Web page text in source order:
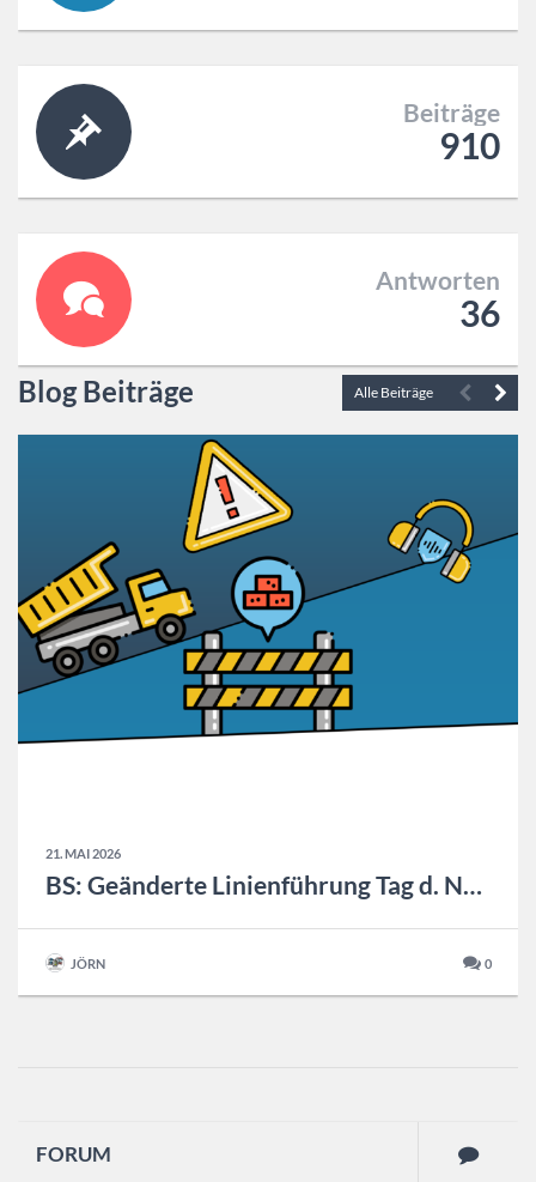
Beiträge
910
Antworten
36
Blog Beiträge Alle Beiträge
21. MAI 2026
BS: Geänderte Linienführung Tag d. NDS
JÖRN 0
FORUM